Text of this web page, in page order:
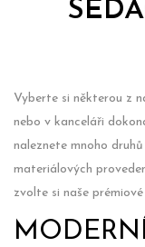
Vyberte si některou z
nebo v kanceláři
naleznete mnoho
materiálových
zvolte si naše